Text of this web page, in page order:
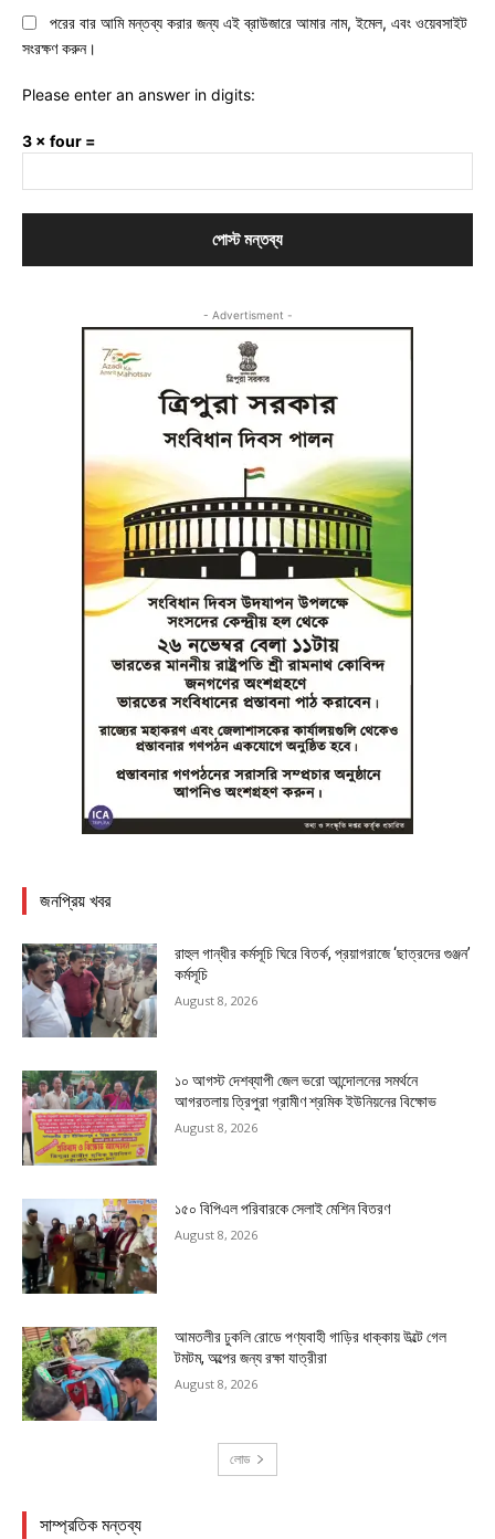
পরের বার আমি মন্তব্য করার জন্য এই ব্রাউজারে আমার নাম, ইমেল, এবং ওয়েবসাইট
সংরক্ষণ করুন।
Please enter an answer in digits:
3 × four =
- Advertisment -
জনপ্রিয় খবর
রাহুল গান্ধীর কর্মসূচি ঘিরে বিতর্ক, প্রয়াগরাজে ‘ছাত্রদের গুঞ্জন’
কর্মসূচি
August 8, 2026
১০ আগস্ট দেশব্যাপী জেল ভরো আন্দোলনের সমর্থনে
আগরতলায় ত্রিপুরা গ্রামীণ শ্রমিক ইউনিয়নের বিক্ষোভ
August 8, 2026
১৫০ বিপিএল পরিবারকে সেলাই মেশিন বিতরণ
August 8, 2026
আমতলীর ঢুকলি রোডে পণ্যবাহী গাড়ির ধাক্কায় উল্টে গেল
টমটম, অল্পের জন্য রক্ষা যাত্রীরা
August 8, 2026
লোড
সাম্প্রতিক মন্তব্য